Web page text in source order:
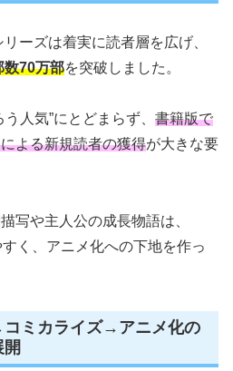
ーズは着実に読者層を広げ、
数70万部を突破しました。
人気”にとどまらず、 書籍版で
よる新規読者の獲得が大きな要
写や主人公の成長物語は、
く、アニメ化への下地を作っ
ミカライズ→アニメ化の